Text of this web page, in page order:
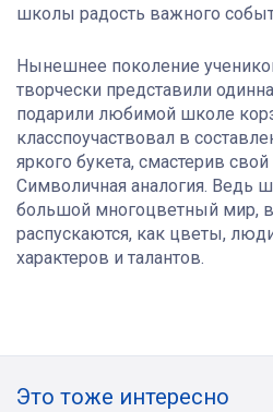
школы радость важного
Нынешнее поколение
творчески представили
подарили любимой школе
класспоучаствовал в
яркого букета, смастерив
Символичная аналогия. Ведь
большой многоцветный мир,
распускаются, как цветы,
характеров и талантов.
Это тоже интересно